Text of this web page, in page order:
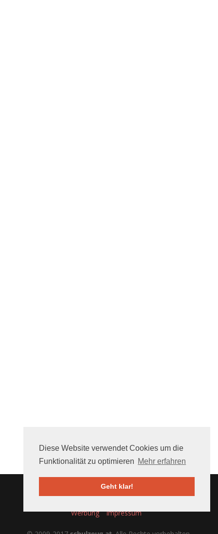
Diese Website verwendet Cookies um die
Funktionalität zu optimieren Mehr erfahren
Geht klar!
Über uns FAQ Mithelfen
Nutzungsbedingungen
Werbung
Impressum